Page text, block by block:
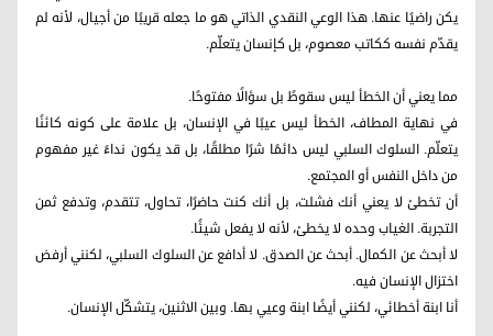
يكن راضيًا عنها. هذا الوعي النقدي الذاتي هو ما جعله قريبًا من أجيال، لأنه لم
يقدّم نفسه ككاتب معصوم، بل كإنسان يتعلّم.
مما يعني أن الخطأ ليس سقوطً بل سؤالًا مفتوحًا.
في نهاية المطاف، الخطأ ليس عيبًا في الإنسان، بل علامة على كونه كائنًا
يتعلّم. السلوك السلبي ليس دائمًا شرًا مطلقًا، بل قد يكون نداءً غير مفهوم
من داخل النفس أو المجتمع.
أن تخطئ لا يعني أنك فشلت، بل أنك كنت حاضرًا، تحاول، تتقدم، وتدفع ثمن
التجربة. الغياب وحده لا يخطئ، لأنه لا يفعل شيئًا.
لا أبحث عن الكمال. أبحث عن الصدق. لا أدافع عن السلوك السلبي، لكنني أرفض
اختزال الإنسان فيه.
أنا ابنة أخطائي، لكنني أيضًا ابنة وعيي بها. وبين الاثنين، يتشكّل الإنسان.